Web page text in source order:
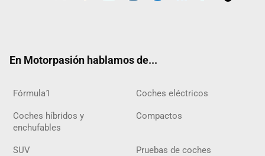
En Motorpasión hablamos de...
Fórmula1 Coches eléctricos
Coches híbridos y
enchufables
Compactos
SUV Pruebas de coches